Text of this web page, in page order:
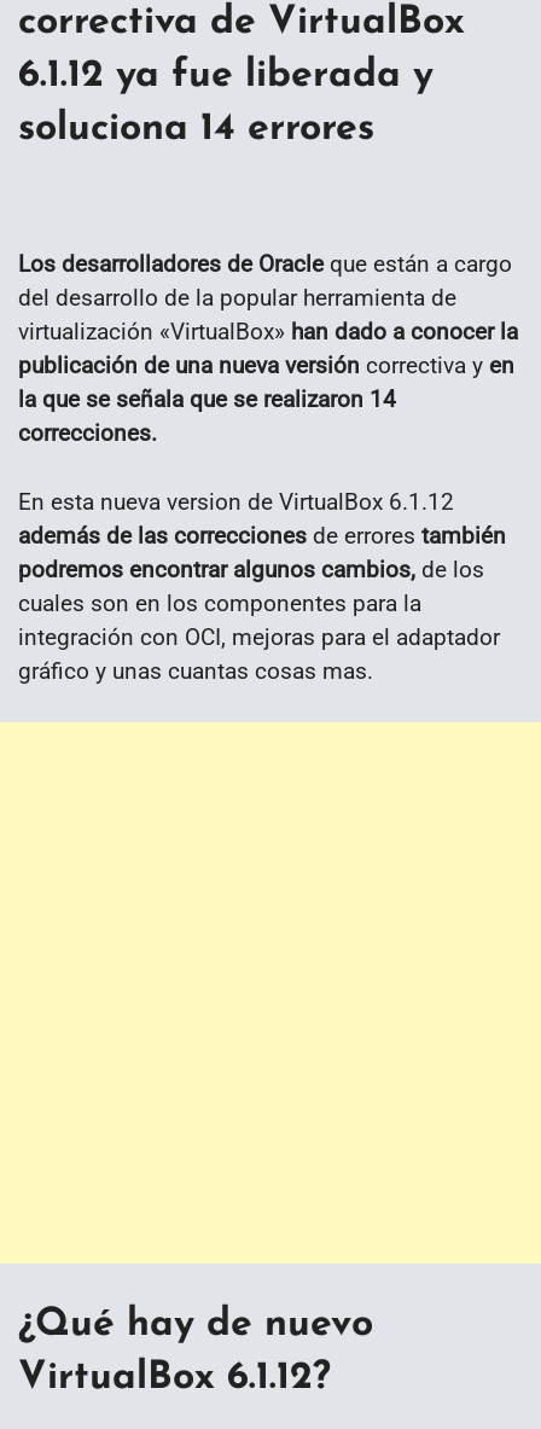
correctiva de VirtualBox
6.1.12 ya fue liberada y
soluciona 14 errores
Los desarrolladores de Oracleque están a cargo
del desarrollo de la popular herramienta de
virtualización «VirtualBox» han dado a conocer la
publicación de una nueva versión correctiva y en
la que se señala que se realizaron 14
correcciones.
En esta nueva version de VirtualBox 6.1.12
además de las correcciones de errores también
podremos encontrar algunos cambios, de los
cuales son en los componentes para la
integración con OCI, mejoras para el adaptador
gráfico y unas cuantas cosas mas.
¿Qué hay de nuevo
VirtualBox 6.1.12?